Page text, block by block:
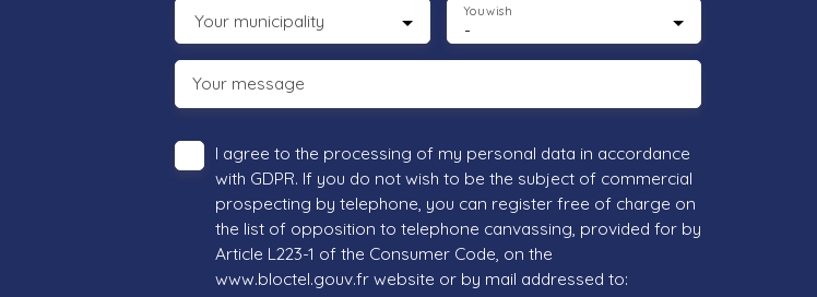
Your municipality -
You wish
Your message
I agree to the processing of my personal data in accordance
with GDPR. If you do not wish to be the subject of commercial
prospecting by telephone, you can register free of charge on
the list of opposition to telephone canvassing, provided for by
Article L223-1 of the Consumer Code, on the
www.bloctel.gouv.fr website or by mail addressed to: